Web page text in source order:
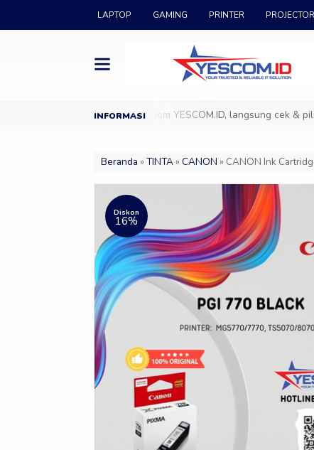
LAPTOP GAMING PRINTER PROJECTOR
Datang ke Showroom YESCOM.ID, langsung cek &
Beranda » TINTA » CANON » CANON Ink
Diskon
16%